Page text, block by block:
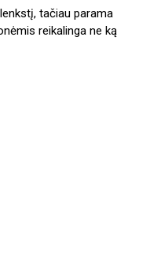
tačiau parama
reikalinga ne ką